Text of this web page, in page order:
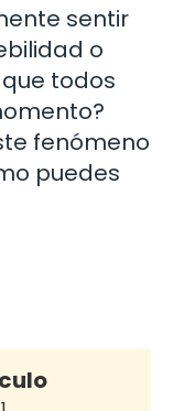
sentir
o
todos
fenómeno
puedes